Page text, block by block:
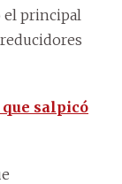
el principal
salpicó